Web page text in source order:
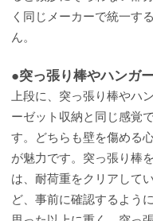
く同じメーカーで統一す
ん。
●突っ張り棒やハンガ
上段に、突っ張り棒やハ
ーゼット収納と同じ感覚
す。どちらも壁を傷める
が魅力です。突っ張り棒
は、耐荷重をクリアして
ど、事前に確認するよう